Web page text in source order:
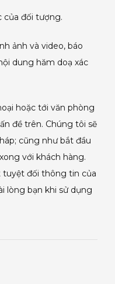
của đối tượng.
ảnh và video, báo
dung hăm doạ xác
hoặc tới văn phòng
đề trên. Chúng tôi sẽ
cũng như bắt đầu
với khách hàng.
đối thông tin của
lòng bạn khi sử dụng